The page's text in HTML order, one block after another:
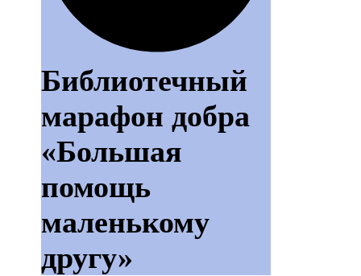
Библиотечный
марафон добра
«Большая
помощь
маленькому
другу»